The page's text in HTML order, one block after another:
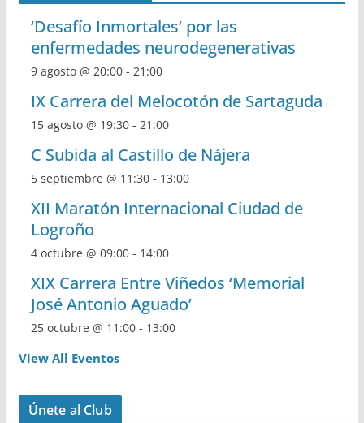
‘Desafío Inmortales’ por las
enfermedades neurodegenerativas
9 agosto @ 20:00- 21:00
IX Carrera del Melocotón de Sartaguda
15 agosto @ 19:30- 21:00
C Subida al Castillo de Nájera
5 septiembre @ 11:30- 13:00
XII Maratón Internacional Ciudad de
Logroño
4 octubre @ 09:00- 14:00
XIX Carrera Entre Viñedos ‘Memorial
José Antonio Aguado’
25 octubre @ 11:00- 13:00
View All Eventos
Únete al Club